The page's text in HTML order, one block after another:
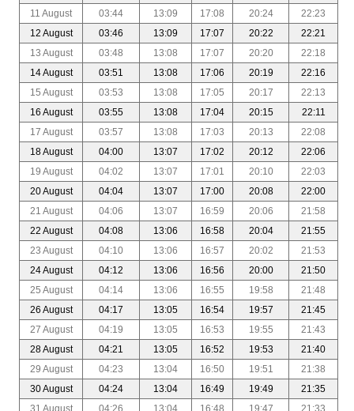
11 August
03:44 13:09 17:08 20:24
22:23
12 August
03:46 13:09 17:07 20:22
22:21
13 August
03:48 13:08 17:07 20:20
22:18
14 August
03:51 13:08 17:06 20:19
22:16
15 August
03:53 13:08 17:05 20:17
22:13
16 August
03:55 13:08 17:04 20:15
22:11
17 August
03:57 13:08 17:03 20:13
22:08
18 August
04:00 13:07 17:02 20:12
22:06
19 August
04:02 13:07 17:01 20:10
22:03
20 August
04:04 13:07 17:00 20:08
22:00
21 August
04:06 13:07 16:59 20:06
21:58
22 August
04:08 13:06 16:58 20:04
21:55
23 August
04:10 13:06 16:57 20:02
21:53
24 August
04:12 13:06 16:56 20:00
21:50
25 August
04:14 13:06 16:55 19:58
21:48
26 August
04:17 13:05 16:54 19:57
21:45
27 August
04:19 13:05 16:53 19:55
21:43
28 August
04:21 13:05 16:52 19:53
21:40
29 August
04:23 13:04 16:50 19:51
21:38
30 August
04:24 13:04 16:49 19:49
21:35
31 August
04:26 13:04 16:48 19:47 21:33